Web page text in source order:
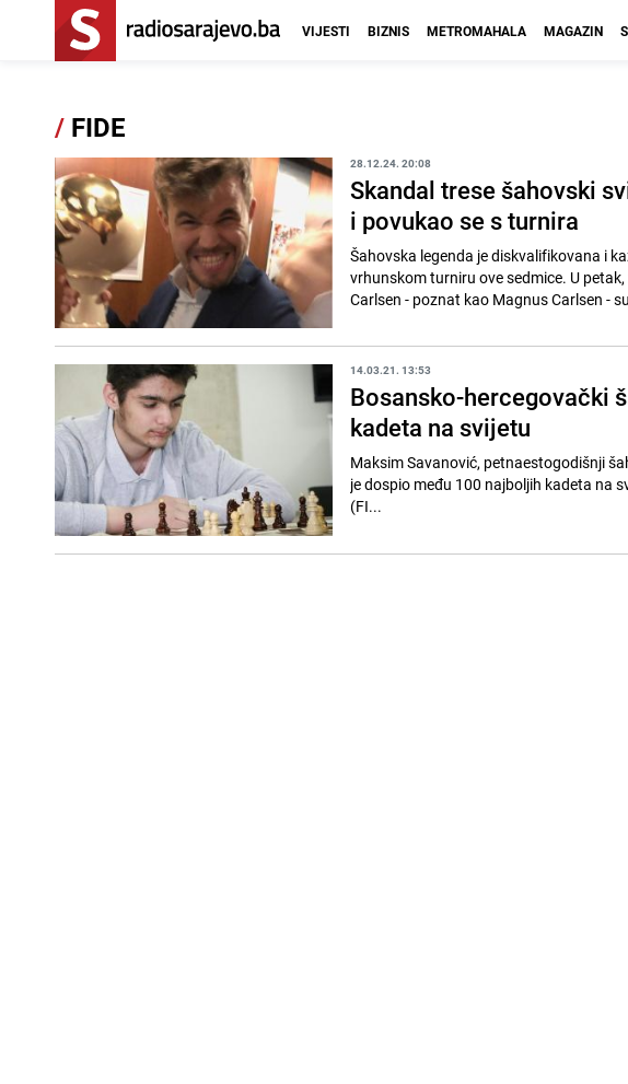
VIJESTI BIZNIS METROMAHALA MAGAZIN
/ FIDE
28.12.24. 20:08
Skandal trese šahovski
i povukao se s turnira
Šahovska legenda je diskvalifikovana i
vrhunskom turniru ove sedmice. U
Carlsen - poznat kao Magnus Carlsen -
14.03.21. 13:53
Bosansko-hercegovački
kadeta na svijetu
Maksim Savanović, petnaestogodišnji
je dospio među 100 najboljih kadeta na
(FI...